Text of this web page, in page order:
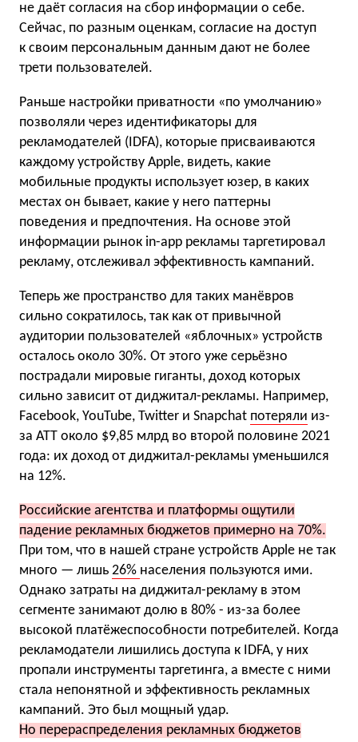
не даёт согласия на сбор информации о себе.
Сейчас, по разным оценкам, согласие на доступ
к своим персональным данным дают не более
трети пользователей.
Раньше настройки приватности «по умолчанию»
позволяли через идентификаторы для
рекламодателей (IDFA), которые присваиваются
каждому устройству Apple, видеть, какие
мобильные продукты использует юзер, в каких
местах он бывает, какие у него паттерны
поведения и предпочтения. На основе этой
информации рынок in-app рекламы таргетировал
рекламу, отслеживал эффективность кампаний.
Теперь же пространство для таких манёвров
сильно сократилось, так как от привычной
аудитории пользователей «яблочных» устройств
осталось около 30%. От этого уже серьёзно
пострадали мировые гиганты, доход которых
сильно зависит от диджитал-рекламы. Например,
Facebook, YouTube, Twitter и Snapchat потеряли из-
за ATT около $9,85 млрд во второй половине 2021
года: их доход от диджитал-рекламы уменьшился
на 12%.
Российские агентства и платформы ощутили
падение рекламных бюджетов примерно на 70%.
При том, что в нашей стране устройств Apple не так
много — лишь 26% населения пользуются ими.
Однако затраты на диджитал-рекламу в этом
сегменте занимают долю в 80% - из-за более
высокой платёжеспособности потребителей. Когда
рекламодатели лишились доступа к IDFA, у них
пропали инструменты таргетинга, а вместе с ними
стала непонятной и эффективность рекламных
кампаний. Это был мощный удар.
Но перераспределения рекламных бюджетов